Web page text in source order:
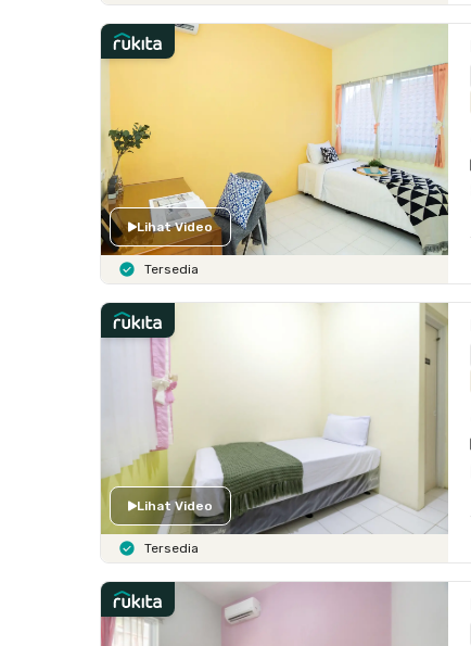
Lihat Video
Tersedia
Lihat Video
Tersedia